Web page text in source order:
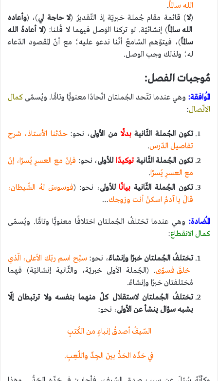
الله سالمًا.
(لا) قائمة مقام جُملة خبريّة إذ التّقديرُ (لا حاجة لي)، (وأعاده
الله سالمًا) إنشائيّة. لو تركنا الوَصل فيهما لا قُلنا:(لا أعادهُ الله
سالمًا)، فيتوّهم السّامعُ أنّنا ندعو عليه؛ مع أنّ المقصود الدّعاء
له؛ ولذلك وجب الوصل.
مُوجبات الفصل:
المُوافقة: وهي عندما تتّحد الجُملتان اتّحادًا معنويًّا وتامًّا. ويُسمّى كمال
الاتّصال:
تكون الجُملة الثّانية بدلًامن الأولى، نحو:حدّثنا الأستاذ، شرح
تفاصيل الدّرس.
تكون الجُملة الثّانيةتوكيدًا للأولى، نحو: فإنّ مع العسرِ يُسرًا، إنّ
مع العسرِ يُسرًا.
تكون الجُملة الثّانية بيانًاللأولى، نحو: (فوسوسَ لهُ الشّيطان،
قالَ يا آدمُ اسكنْ أنت وزوجك…
المُضادة: وهي عندما تختلفُ الجُملتان اختلافًا معنويًّا وتامًّا. ويُسمّى
كمال الانقطاع:
تختلفُ الجُملتان خبرًا وإنشاءً، نحو: سبِّح اسم ربّك الأعلى، الّذي
خلقَ فسوّى. (الجُملة الأولى خبريّة، والثّانية إنشائيّة) فهما
مُختلفتان خبرًا وإنشاءً.
تختلفُ الجُملتان لاستقلال كلّ منهما بنفسه ولا ترتبطان إلّا
بشبه سؤال ينشأ عن الأولى، نحو:
السّيفُ أصدقُ إنباءٍ من الكُتبِ
في حَدِّه الحَدُّ بينَ الجِدِّ واللّعِبِ.